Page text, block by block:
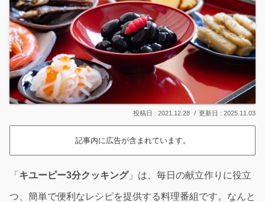
2021.12.28 2025.11.03
記事内に広告が含まれています。
「 キユーピー3分クッキング」は、毎日の献立作りに役立
つ、簡単で便利なレシピを提供する料理番組です。なんと